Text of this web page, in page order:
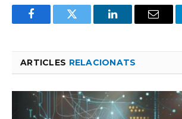
FacebookTwitter LinkedInEmail
ARTICLES RELACIONATS